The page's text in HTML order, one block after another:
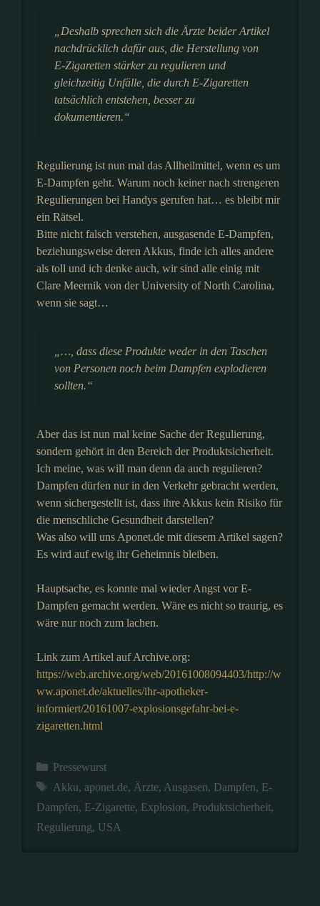
„Deshalb sprechen sich die Ärzte beider Artikel
nachdrücklich dafür aus, die Herstellung von
E-Zigaretten stärker zu regulieren und
gleichzeitig Unfälle, die durch E-Zigaretten
tatsächlich entstehen, besser zu
dokumentieren.“
Regulierung ist nun mal das Allheilmittel, wenn es um
E-Dampfen geht. Warum noch keiner nach strengeren
Regulierungen bei Handys gerufen hat… es bleibt mir
ein Rätsel.
Bitte nicht falsch verstehen, ausgasende E-Dampfen,
beziehungsweise deren Akkus, finde ich alles andere
als toll und ich denke auch, wir sind alle einig mit
Clare Meernik von der University of North Carolina,
wenn sie sagt…
„…, dass diese Produkte weder in den Taschen
von Personen noch beim Dampfen explodieren
sollten.“
Aber das ist nun mal keine Sache der Regulierung,
sondern gehört in den Bereich der Produktsicherheit.
Ich meine, was will man denn da auch regulieren?
Dampfen dürfen nur in den Verkehr gebracht werden,
wenn sichergestellt ist, dass ihre Akkus kein Risiko für
die menschliche Gesundheit darstellen?
Was also will uns Aponet.de mit diesem Artikel sagen?
Es wird auf ewig ihr Geheimnis bleiben.
Hauptsache, es konnte mal wieder Angst vor E-
Dampfen gemacht werden. Wäre es nicht so traurig, es
wäre nur noch zum lachen.
Link zum Artikel auf Archive.org:
https://web.archive.org/web/20161008094403/http://w
ww.aponet.de/aktuelles/ihr-apotheker-
informiert/20161007-explosionsgefahr-bei-e-
zigaretten.html
Kategorien
Pressewurst
Schlagwörter
Akku, aponet.de, Ärzte, Ausgasen, Dampfen, E-
Dampfen, E-Zigarette, Explosion, Produktsicherheit,
Regulierung, USA